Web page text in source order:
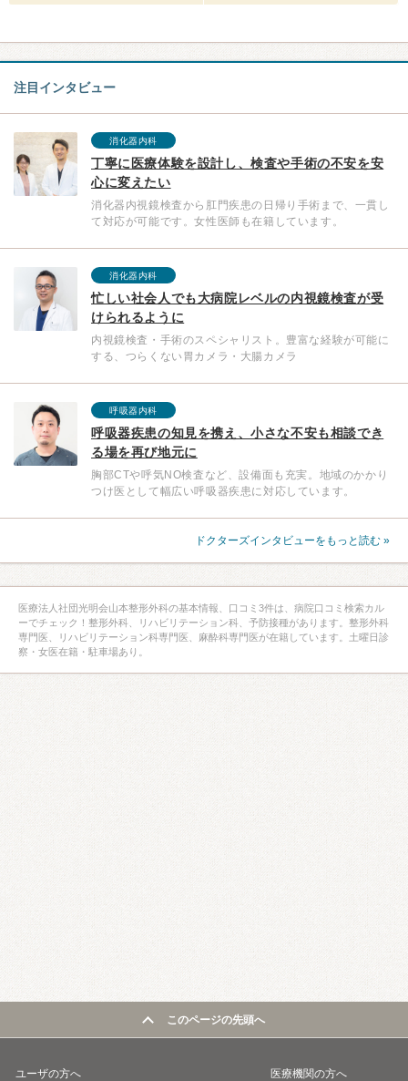
注目インタビュー
消化器内科
丁寧に医療体験を設計し、検査や手術の不安を安
心に変えたい
消化器内視鏡検査から肛門疾患の日帰り手術まで、一貫し
て対応が可能です。女性医師も在籍しています。
消化器内科
忙しい社会人でも大病院レベルの内視鏡検査が受
けられるように
内視鏡検査・手術のスペシャリスト。豊富な経験が可能に
する、つらくない胃カメラ・大腸カメラ
呼吸器内科
呼吸器疾患の知見を携え、小さな不安も相談でき
る場を再び地元に
胸部CTや呼気NO検査など、設備面も充実。地域のかかり
つけ医として幅広い呼吸器疾患に対応しています。
ドクターズインタビューをもっと読む »
医療法人社団光明会山本整形外科の基本情報、口コミ3件は、病院口コミ検索カル
ーでチェック！整形外科、リハビリテーション科、予防接種があります。整形外科
専門医、リハビリテーション科専門医、麻酔科専門医が在籍しています。土曜日診
察・女医在籍・駐車場あり。
このページの先頭へ
ユーザの方へ 医療機関の方へ